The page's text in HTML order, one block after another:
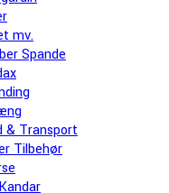
mv.
Spande
& Transport
Tilbehør